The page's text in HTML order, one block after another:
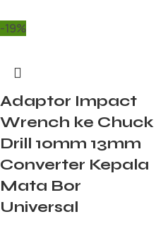
-19%
Adaptor Impact
Wrench ke Chuck
Drill 10mm 13mm
Converter Kepala
Mata Bor
Universal